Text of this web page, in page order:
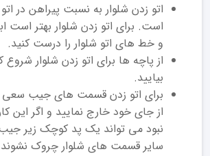
اتو زدن شلوار به نسبت پیراهن در
است. برای اتو زدن شلوار بهتر است
و خط های اتو شلوار را درست کنید.
از پاچه ها برای اتو زدن شلوار
بیایید.
برای اتو زدن قسمت های جیب سعی
از جای خود خارج نمایید و اگر این
نبود می تواند یک پد کوچک زیر جیب
سایر قسمت های شلوار چروک